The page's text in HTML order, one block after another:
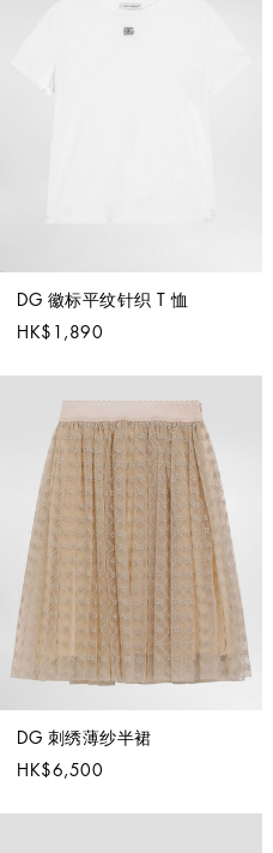
DG 徽标平纹针织 T 恤
HK$1,890
DG 刺绣薄纱半裙
HK$6,500